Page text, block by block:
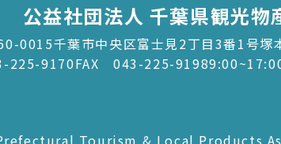
公益社団法人 千葉県観光物
0015千葉市中央区富士見2丁目3番1号塚
225-9170FAX 043-225-9198
Tourism & Local Products